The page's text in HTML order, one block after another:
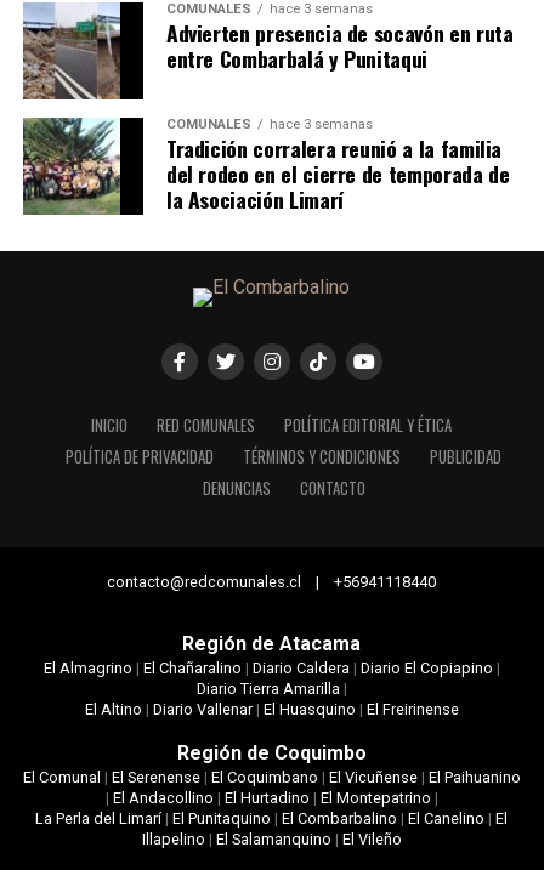
COMUNALES hace 3 semanas
Advierten presencia de socavón en ruta
entre Combarbalá y Punitaqui
COMUNALES hace 3 semanas
Tradición corralera reunió a la familia
del rodeo en el cierre de temporada de
la Asociación Limarí
INICIO RED COMUNALES
POLÍTICA EDITORIAL Y ÉTICA
POLÍTICA DE PRIVACIDAD
TÉRMINOS Y CONDICIONES
PUBLICIDAD
DENUNCIAS
CONTACTO
contacto@redcomunales.cl | +56941118440
Región de Atacama
El Almagrino | El Chañaralino | Diario Caldera| Diario El Copiapino |
Diario Tierra Amarilla|
El Altino | Diario Vallenar| El Huasquino | El Freirinense
Región de Coquimbo
El Comunal | El Serenense| El Coquimbano | El Vicuñense| El Paihuanino
| El Andacollino | El Hurtadino | El Montepatrino |
La Perla del Limarí|El Punitaquino |El Combarbalino |El Canelino |El
Illapelino | El Salamanquino | El Vileño